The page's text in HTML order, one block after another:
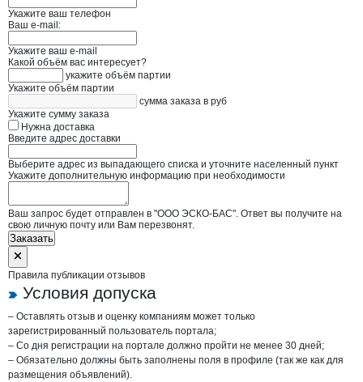
Укажите ваш телефон
Ваш e-mail:
Укажите ваш e-mail
Какой объём вас интересует?
укажите объём партии
Укажите объём партии
сумма заказа в руб
Укажите сумму заказа
Нужна доставка
Введите адрес доставки
Выберите адрес из выпадающего списка и уточните населенный пункт
Укажите дополнительную информацию при необходимости
Ваш запрос будет отправлен в "ООО ЭСКО-БАС". Ответ вы получите на
свою личную почту или Вам перезвонят.
Заказать
Правила публикации отзывов
Условия допуска
– Оставлять отзыв и оценку компаниям может только
зарегистрированный пользователь портала;
– Со дня регистрации на портале должно пройти не менее 30 дней;
– Обязательно должны быть заполнены поля в профиле (так же как для
размещения объявлений).